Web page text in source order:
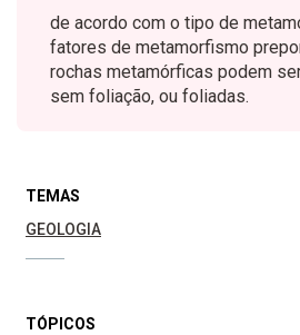
de acordo com o tipo de
fatores de metamorfismo
rochas metamórficas podem
sem foliação, ou foliadas.
TEMAS
GEOLOGIA
TÓPICOS